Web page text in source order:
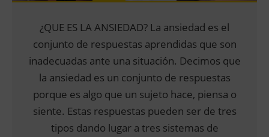
¿QUE ES LA ANSIEDAD? La ansiedad es el
conjunto de respuestas aprendidas que son
inadecuadas ante una situación. Decimos que
la ansiedad es un conjunto de respuestas
porque es algo que un sujeto hace, piensa o
siente. Estas respuestas pueden ser de tres
tipos dando lugar a tres sistemas de